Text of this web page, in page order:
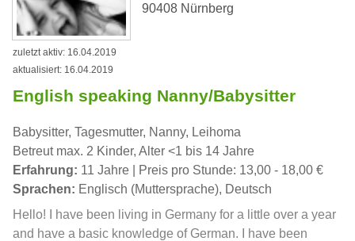
90408 Nürnberg
zuletzt aktiv: 16.04.2019
aktualisiert: 16.04.2019
English speaking Nanny/Babysitter
Babysitter, Tagesmutter, Nanny, Leihoma
Betreut max. 2 Kinder, Alter <1 bis 14 Jahre
Erfahrung: 11 Jahre | Preis pro Stunde: 13,00 - 18,00 €
Sprachen: Englisch (Muttersprache), Deutsch
Hello! I have been living in Germany for a little over a year
and have a basic knowledge of German. I have been